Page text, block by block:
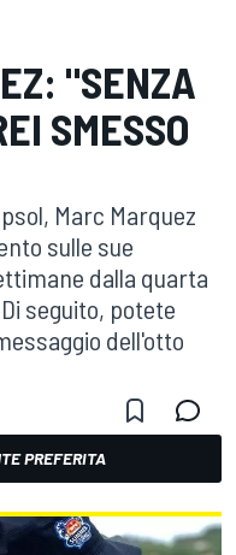
"SENZA
SMESSO
Marc Marquez
sulle sue
dalla quarta
seguito, potete
dell'otto
PREFERITA